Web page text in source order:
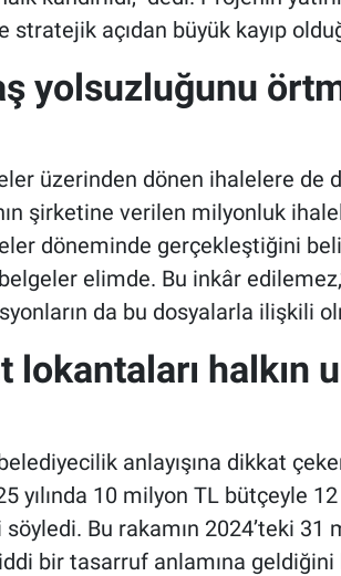
stratejik açıdan büyük kayıp
yolsuzluğunu
üzerinden dönen ihalelere de
şirketine verilen milyonluk
döneminde gerçekleştiğini
elimde. Bu inkâr
da bu dosyalarla ilişkili
lokantaları halkın
anlayışına dikkat
yılında 10 milyon TL bütçeyle
Bu rakamın 2024’teki 31
bir tasarruf anlamına